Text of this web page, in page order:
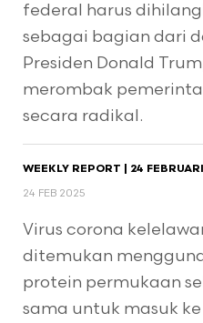
federal harus
sebagai bagian dari
Presiden Donald
merombak
secara radikal.
WEEKLY REPORT | 24
24 FEB 2025
Virus corona
ditemukan
protein permukaan
sama untuk masuk ke